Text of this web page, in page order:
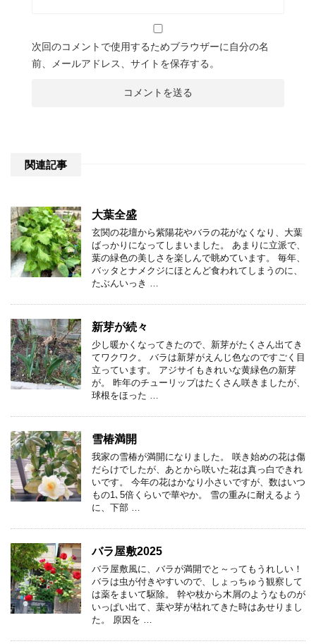
次回のコメントで使用するためブラウザーに自分の名
前、メールアドレス、サイトを保存する。
関連記事
大葉全盛
玄関の花壇から紫陽花やバラの花がなくなり、大葉
ばっかりになってしまいました。 あまりに立派で、
葉の緑色の美しさを楽しんで眺めています。 毎年、
バッタとナメクジにほとんど食われてしまうのに、
たぶんいっき …
新芽が続々
少し暖かくなってきたので、新芽がたくさん出てき
てワクワク。 バラは新芽がえんじ色なのですごく目
立っています。 アジサイもきれいな黄緑色の新芽
が。 昨年のチューリップはたくさん咲きましたが、
球根をほった …
雪椿満開
我家の雪椿が満開になりました。 咲き始めの花は傷
だらけでしたが、あとから咲いた花は真っ白できれ
いです。 今年の花はかなり小さいですが、数はいつ
もの1､5倍くらいで華やか。 雪の重みに耐えるよう
に、下部 …
バラ屋敷2025
バラ屋敷風に、バラが満開でと～ってもうれしい！
バラは虫が付きやすいので、しょっちゅう観察して
は薬をまいて駆除。 幹や枝から木屑のようなものが
いっぱい出て、葉や芽が枯れてきた時はあせりまし
た。 原因を …